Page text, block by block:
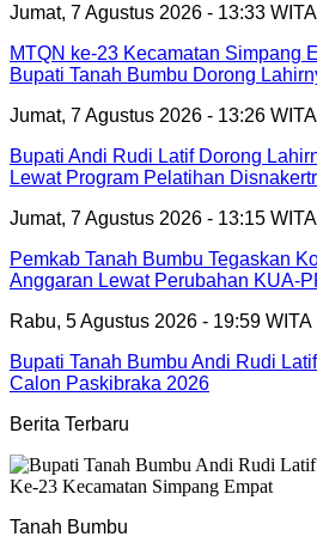
Jumat, 7 Agustus 2026 - 13:33 WITA
MTQN ke-23 Kecamatan Simpang
Bupati Tanah Bumbu Dorong
Jumat, 7 Agustus 2026 - 13:26 WITA
Bupati Andi Rudi Latif Dorong
Lewat Program Pelatihan
Jumat, 7 Agustus 2026 - 13:15 WITA
Pemkab Tanah Bumbu Tegaskan
Anggaran Lewat Perubahan KUA-
Rabu, 5 Agustus 2026 - 19:59 WITA
Bupati Tanah Bumbu Andi Rudi
Calon Paskibraka 2026
Berita Terbaru
Tanah Bumbu